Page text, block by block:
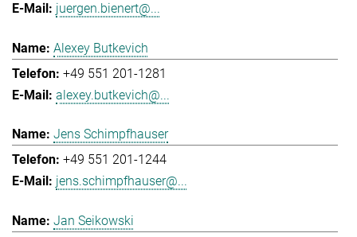
juergen.bienert@...
Alexey Butkevich
+49 551 201-1281
alexey.butkevich@...
Jens Schimpfhauser
+49 551 201-1244
jens.schimpfhauser@...
Jan Seikowski